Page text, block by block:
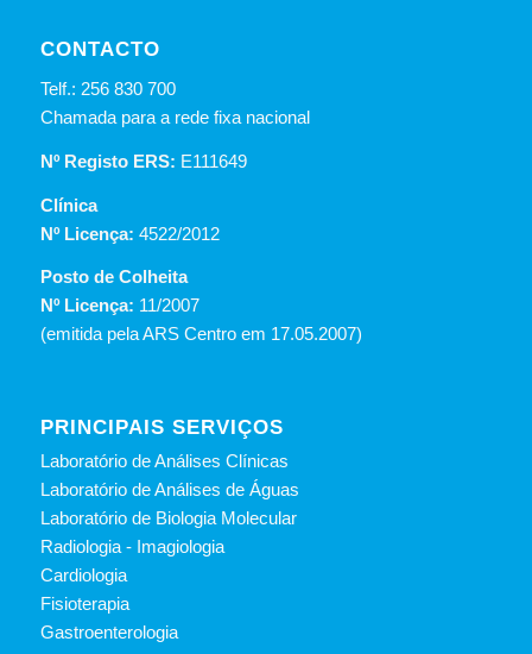
CONTACTO
Telf.: 256 830 700
Chamada para a rede fixa nacional
Nº Registo ERS: E111649
Clínica
Nº Licença: 4522/2012
Posto de Colheita
Nº Licença: 11/2007
(emitida pela ARS Centro em 17.05.2007)
PRINCIPAIS SERVIÇOS
Laboratório de Análises Clínicas
Laboratório de Análises de Águas
Laboratório de Biologia Molecular
Radiologia - Imagiologia
Cardiologia
Fisioterapia
Gastroenterologia